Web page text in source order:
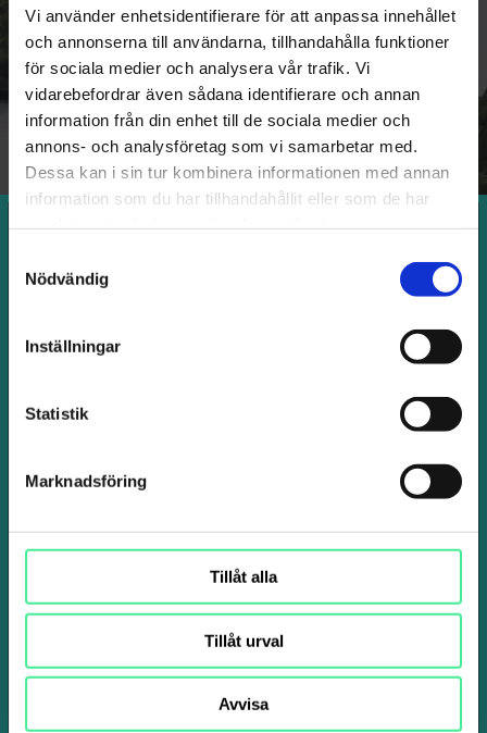
Vi använder enhetsidentifierare för att anpassa innehållet
och annonserna till användarna, tillhandahålla funktioner
för sociala medier och analysera vår trafik. Vi
vidarebefordrar även sådana identifierare och annan
information från din enhet till de sociala medier och
annons- och analysföretag som vi samarbetar med.
Dessa kan i sin tur kombinera informationen med annan
information som du har tillhandahållit eller som de har
Nödvändig
Inställningar
Statistik
Marknadsföring
Tillåt alla
Tillåt urval
Avvisa
Säker Skog.
Observera att omprov inte tillåts på samma dag.
Om du har läs- och skrivsvårigheter, vänligen
meddela oss så att du kan få teoriprovet muntligt
istället.
SKICKA IN FÖRFRÅGAN